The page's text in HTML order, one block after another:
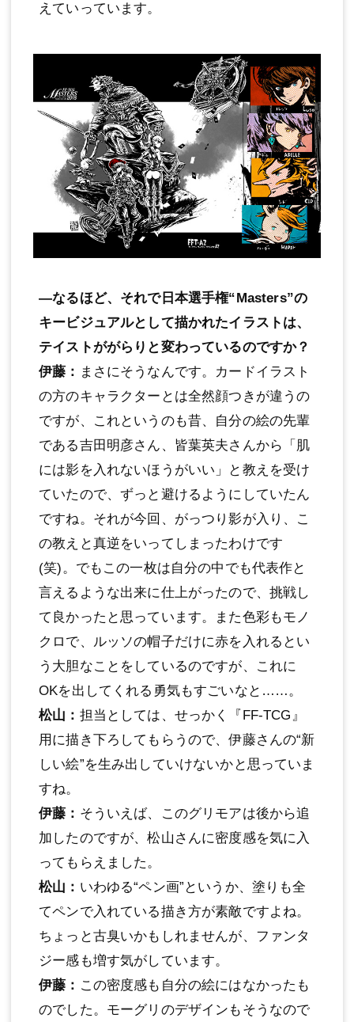
えていっています。
―なるほど、それで日本選手権“Masters”の
キービジュアルとして描かれたイラストは、
テイストががらりと変わっているのですか？
伊藤： まさにそうなんです。カードイラスト
の方のキャラクターとは全然顔つきが違うの
ですが、これというのも昔、自分の絵の先輩
である吉田明彦さん、皆葉英夫さんから「肌
には影を入れないほうがいい」と教えを受け
ていたので、ずっと避けるようにしていたん
ですね。それが今回、がっつり影が入り、こ
の教えと真逆をいってしまったわけです
(笑)。でもこの一枚は自分の中でも代表作と
言えるような出来に仕上がったので、挑戦し
て良かったと思っています。また色彩もモノ
クロで、ルッソの帽子だけに赤を入れるとい
う大胆なことをしているのですが、これに
OKを出してくれる勇気もすごいなと……。
松山： 担当としては、せっかく『FF-TCG』
用に描き下ろしてもらうので、伊藤さんの“新
しい絵”を生み出していけないかと思っていま
すね。
伊藤： そういえば、このグリモアは後から追
加したのですが、松山さんに密度感を気に入
ってもらえました。
松山： いわゆる“ペン画”というか、塗りも全
てペンで入れている描き方が素敵ですよね。
ちょっと古臭いかもしれませんが、ファンタ
ジー感も増す気がしています。
伊藤： この密度感も自分の絵にはなかったも
のでした。モーグリのデザインもそうなので